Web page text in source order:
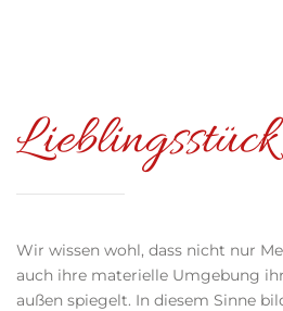
Lieblingsstück
Wir wissen wohl, dass nicht nur
auch ihre materielle Umgebung
außen spiegelt. In diesem Sinne